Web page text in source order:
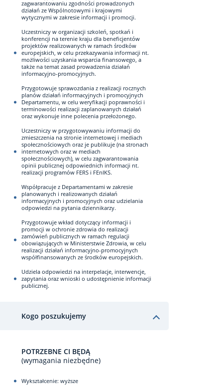
zagwarantowaniu zgodności prowadzonych
działań ze Wspólnotowymi i krajowymi
wytycznymi w zakresie informacji i promocji.
Uczestniczy w organizacji szkoleń, spotkań i
konferencji na terenie kraju dla beneficjentów
projektów realizowanych w ramach środków
europejskich, w celu przekazywania informacji nt.
możliwości uzyskania wsparcia finansowego, a
także na temat zasad prowadzenia działań
informacyjno-promocyjnych.
Przygotowuje sprawozdania z realizacji rocznych
planów działań informacyjnych i promocyjnych
Departamentu, w celu weryfikacji poprawności i
terminowości realizacji zaplanowanych działań
oraz wykonuje inne polecenia przełożonego.
Uczestniczy w przygotowywaniu informacji do
zmieszczenia na stronie internetowej i mediach
społecznościowych oraz je publikuje (na stronach
internetowych oraz w mediach
społecznościowych), w celu zagwarantowania
opinii publicznej odpowiednich informacji nt.
realizacji programów FERS i FEnIKS.
Współpracuje z Departamentami w zakresie
planowanych i realizowanych działań
informacyjnych i promocyjnych oraz udzielania
odpowiedzi na pytania dziennikarzy.
Przygotowuje wkład dotyczący informacji i
promocji w ochronie zdrowia do realizacji
zamówień publicznych w ramach regulacji
obowiązujących w Ministerstwie Zdrowia, w celu
realizacji działań informacyjno-promocyjnych
współfinansowanych ze środków europejskich.
Udziela odpowiedzi na interpelacje, interwencje,
zapytania oraz wnioski o udostępnienie informacji
publicznej.
Kogo poszukujemy
POTRZEBNE CI BĘDĄ
(wymagania niezbędne)
Wykształcenie: wyższe